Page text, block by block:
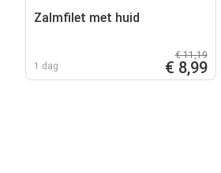
Zalmfilet met huid
1 dag
€ 11,19
€ 8,99